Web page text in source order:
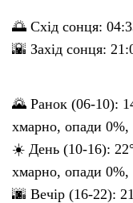
🌅 Схід сонця:
🌇 Захід сонця:
🌄 Ранок (06-10):
хмарно, опади 0%,
☀️ День (10-16):
хмарно, опади 0%,
🌆 Вечір (16-22):